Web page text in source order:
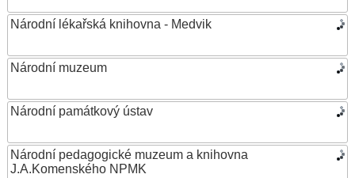
Národní lékařská knihovna - Medvik
Národní muzeum
Národní památkový ústav
Národní pedagogické muzeum a knihovna
J.A.Komenského NPMK